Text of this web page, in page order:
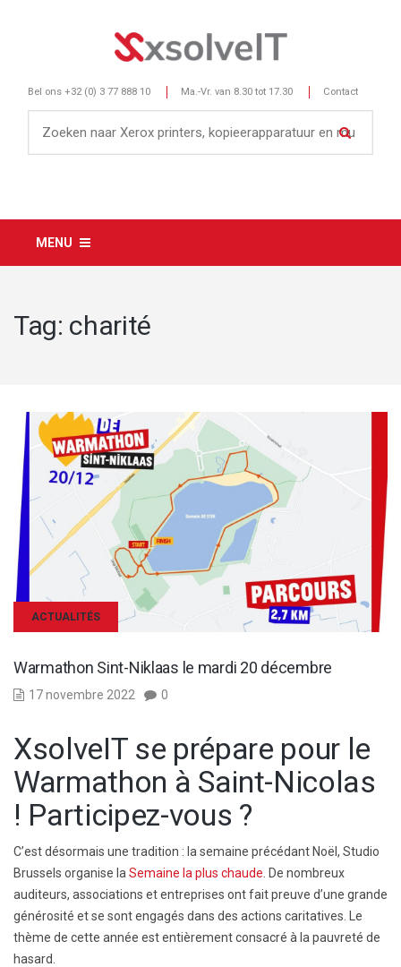
Bel ons +32 (0) 3 77 888 10 Ma.-Vr. van 8.30 tot 17.30 Contact
MENU
Tag: charité
ACTUALITÉS
Warmathon Sint-Niklaas le mardi 20 décembre
17 novembre 2022 0
XsolveIT se prépare pour le
Warmathon à Saint-Nicolas
! Participez-vous ?
C’est désormais une tradition : la semaine précédant Noël, Studio
Brussels organise la Semaine la plus chaude . De nombreux
auditeurs, associations et entreprises ont fait preuve d’une grande
générosité et se sont engagés dans des actions caritatives. Le
thème de cette année est entièrement consacré à la pauvreté de
hasard.